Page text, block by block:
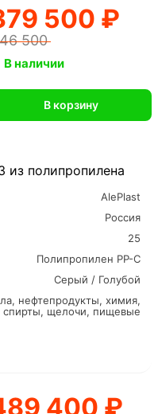
из полипропилена
AlePlast
Россия
25
Полипропилен PP-C
Серый / Голубой
нефтепродукты, химия,
спирты, щелочи, пищевые
500 ₽
500
В наличии
В корзину
400 ₽